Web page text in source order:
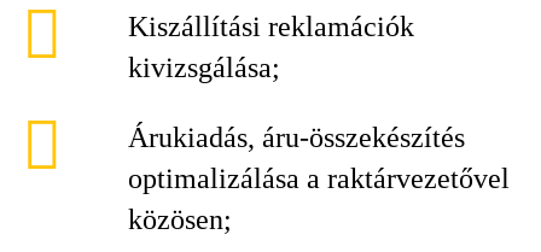
Kiszállítási reklamációk
kivizsgálása;
Árukiadás, áru-összekészítés
optimalizálása a raktárvezetővel
közösen;